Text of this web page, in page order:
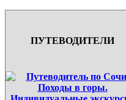
ПУТЕВОДИТЕЛИ